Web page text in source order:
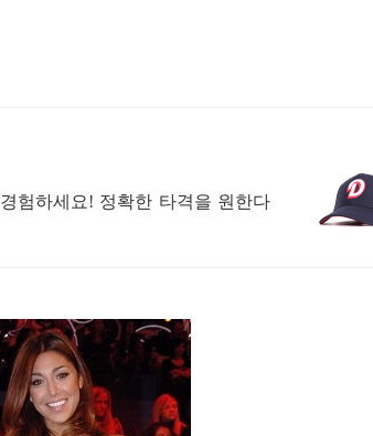
험하세요! 정확한 타격을 원한다